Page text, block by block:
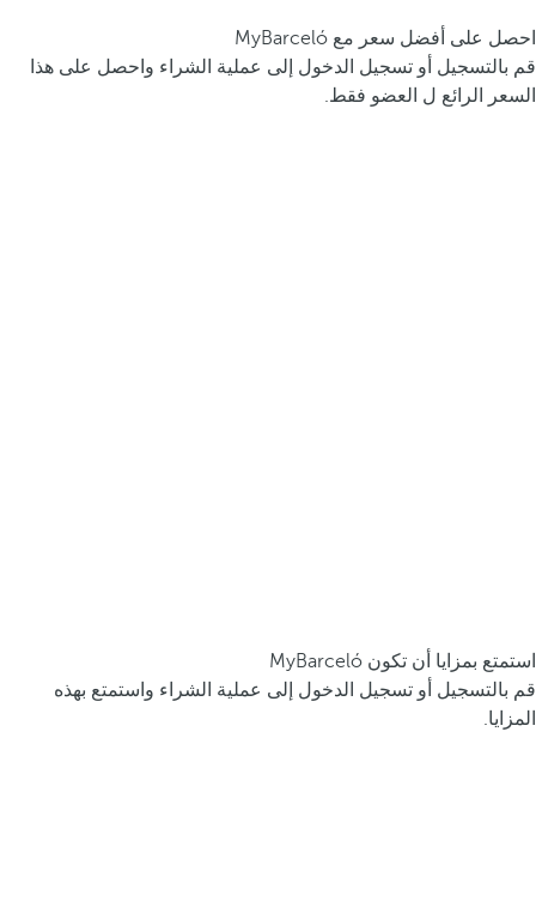
احصل على أفضل سعر مع MyBarceló
قم بالتسجيل أو تسجيل الدخول إلى عملية الشراء واحصل على هذا
السعر الرائع ل العضو فقط.
استمتع بمزايا أن تكون MyBarceló
قم بالتسجيل أو تسجيل الدخول إلى عملية الشراء واستمتع بهذه
المزايا.